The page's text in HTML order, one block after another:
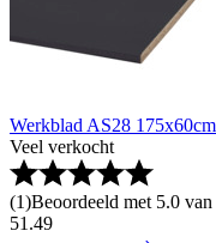
Werkblad AS28
Veel verkocht
(1)Beoordeeld met 5.0
51 .49